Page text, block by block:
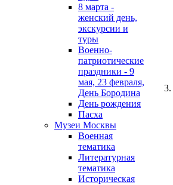
8 марта -
женский день,
экскурсии и
туры
Военно-
патриотические
праздники - 9
мая, 23 февраля,
День Бородина
День рождения
Пасха
Музеи Москвы
Военная
тематика
Литературная
тематика
Историческая